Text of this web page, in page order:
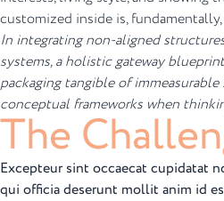
customized inside is,
In integrating non-aligned
systems, a holistic gateway
packaging tangible of
conceptual frameworks when
The
Excepteur sint occaecat cupidatat
qui officia deserunt mollit anim id